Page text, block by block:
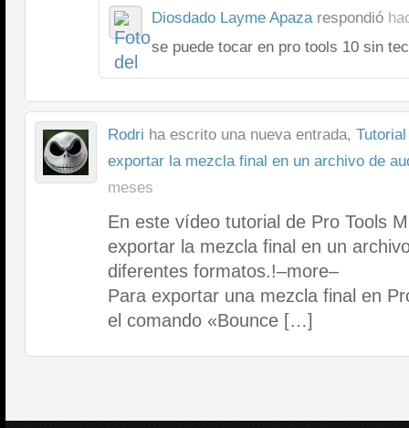
Diosdado Layme Apazarespondió
se puede tocar en pro tools 10 sin
Rodri ha escrito una nueva entrada,
exportar la mezcla final en un archivo de
meses
En este vídeo tutorial de Pro Tools
exportar la mezcla final en un
diferentes formatos.!–more–
Para exportar una mezcla final en
el comando «Bounce […]